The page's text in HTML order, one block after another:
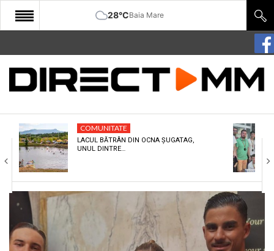
28°CBaia Mare
START
COMUNITATE
CULTURA
ECONOMIE
SANATATE
SPORT
SPECIAL
COMUNITATE
LACUL BĂTRÂN DIN OCNA ȘUGATAG,
UNUL DINTRE…